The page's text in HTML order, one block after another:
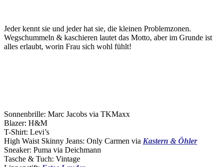
Jeder kennt sie und jeder hat sie, die kleinen Problemzonen.
Wegschummeln & kaschieren lautet das Motto, aber im Grunde ist
alles erlaubt, worin Frau sich wohl fühlt!
Sonnenbrille: Marc Jacobs via TKMaxx
Blazer: H&M
T-Shirt: Levi’s
High Waist Skinny Jeans: Only Carmen via Kastern & Öhler
Sneaker: Puma via Deichmann
Tasche & Tuch: Vintage